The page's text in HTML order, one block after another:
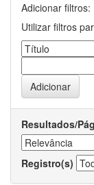
Adicionar filtros:
Utilizar filtros
Resultados/
Registro(s)